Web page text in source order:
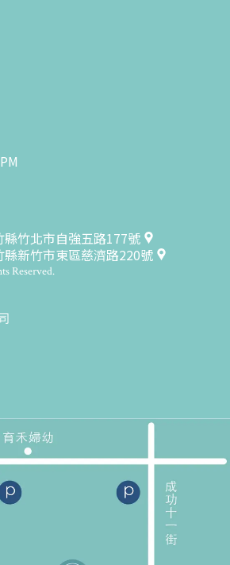
竹北市自強五路177號
新竹市東區慈濟路220號
Reserved.